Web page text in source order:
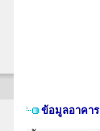
ข้อมูลอาคา